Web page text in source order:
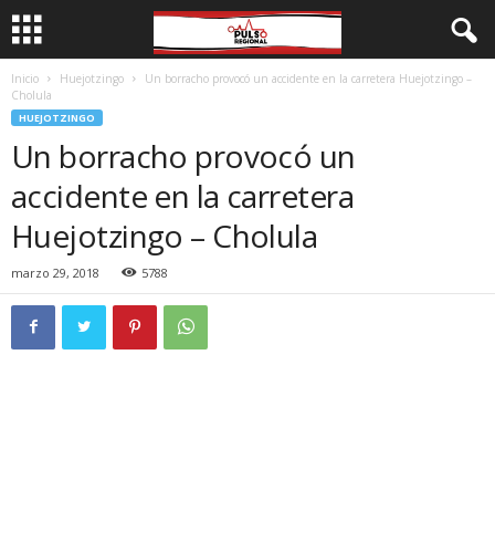
Inicio Huejotzingo
Un borracho provocó un accidente en la carretera Huejotzingo –
Cholula
HUEJOTZINGO
Un borracho provocó un
accidente en la carretera
Huejotzingo – Cholula
marzo 29, 2018 5788